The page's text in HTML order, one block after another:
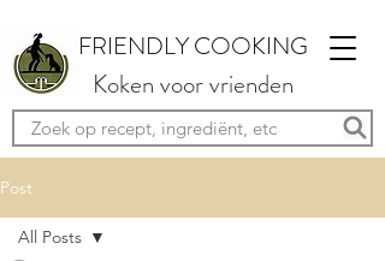
FRIENDLY COOKING
Koken voor vrienden
Post
All Posts